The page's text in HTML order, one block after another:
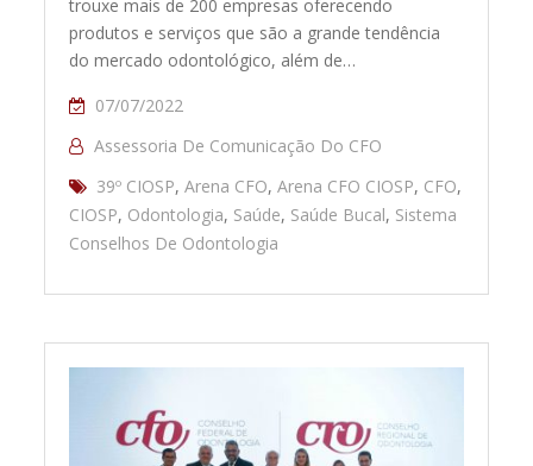
trouxe mais de 200 empresas oferecendo
produtos e serviços que são a grande tendência
do mercado odontológico, além de…
07/07/2022
Assessoria De Comunicação Do CFO
39º CIOSP,Arena CFO,Arena CFO CIOSP, CFO,
CIOSP, Odontologia, Saúde, Saúde Bucal, Sistema
Conselhos De Odontologia